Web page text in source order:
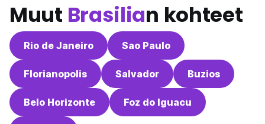
Muut Brasilian kohteet
Rio de Janeiro Sao Paulo
Florianopolis Salvador Buzios
Belo Horizonte Foz do Iguacu